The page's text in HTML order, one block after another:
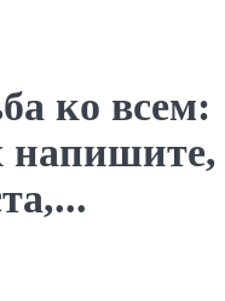
ко всем:
напишите,